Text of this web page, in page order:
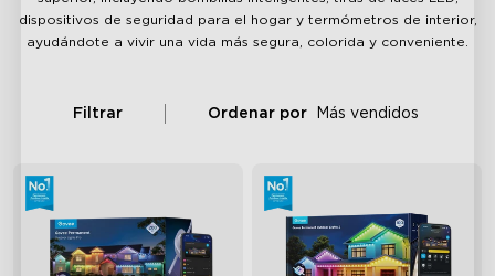
dispositivos de seguridad para el hogar y termómetros de interior,
ayudándote a vivir una vida más segura, colorida y conveniente.
Filtrar Ordenar por Más vendidos